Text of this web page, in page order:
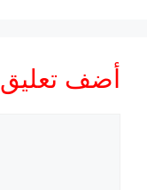
أضف تعليق